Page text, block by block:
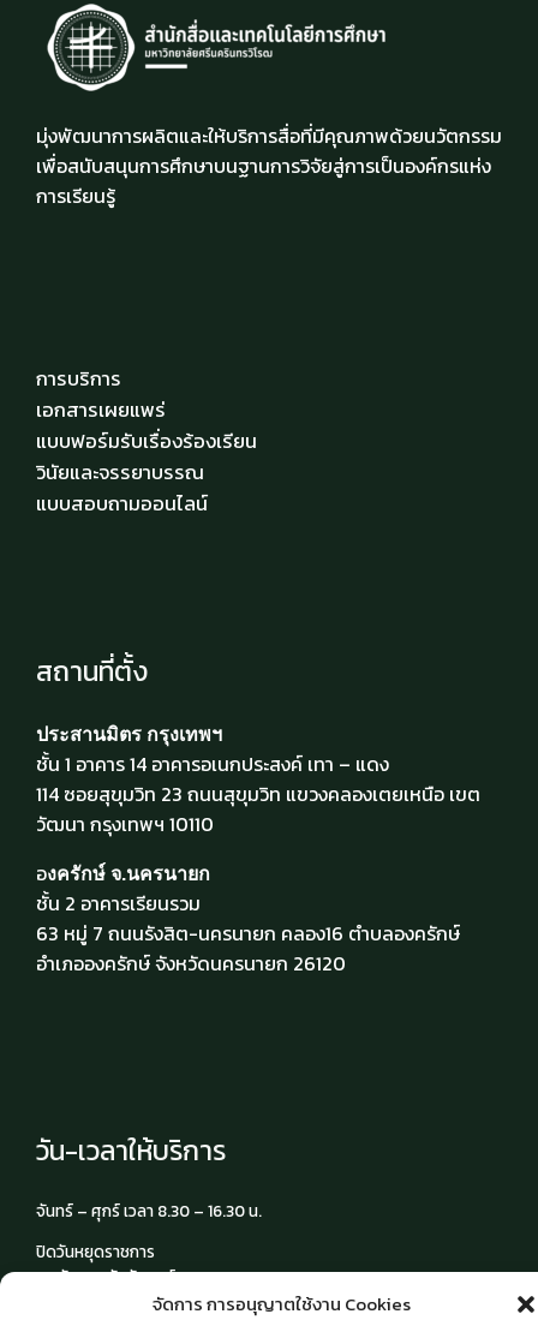
จัดการ การอนุญาตใช้งาน Cookies
มุ่งพัฒนาการผลิตและให้บริการสื่อที่มีคุณภาพด้วยนวัตกรรม
เพื่อสนับสนุนการศึกษาบนฐานการวิจัยสู่การเป็นองค์กรแห่ง
การเรียนรู้
การบริการ
เอกสารเผยแพร่
แบบฟอร์มรับเรื่องร้องเรียน
วินัยและจรรยาบรรณ
แบบสอบถามออนไลน์
สถานที่ตั้ง
ประสานมิตร กรุงเทพฯ
ชั้น 1 อาคาร 14 อาคารอเนกประสงค์ เทา – แดง
114 ซอยสุขุมวิท 23 ถนนสุขุมวิท แขวงคลองเตยเหนือ เขต
วัฒนา กรุงเทพฯ 10110
องครักษ์ จ.นครนายก
ชั้น 2 อาคารเรียนรวม
63 หมู่ 7 ถนนรังสิต-นครนายก คลอง16 ตำบลองครักษ์
อำเภอองครักษ์ จังหวัดนครนายก 26120
วัน-เวลาให้บริการ
จันทร์ – ศุกร์ เวลา 8.30 – 16.30 น.
ปิดวันหยุดราชการ
และวันหยุดนักขัตฤกษ์